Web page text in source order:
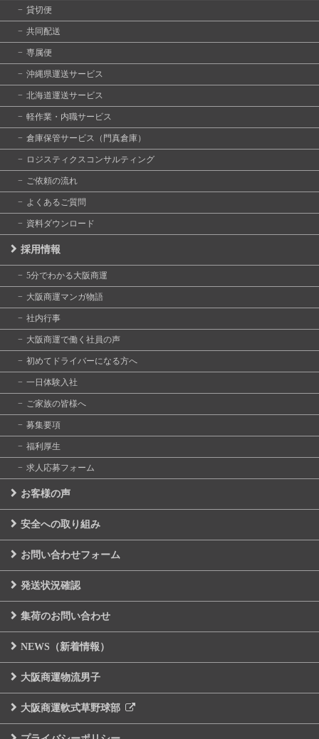
貸切便
共同配送
専属便
沖縄県運送サービス
北海道運送サービス
軽作業・内職サービス
倉庫保管サービス（門真倉庫）
ロジスティクスコンサルティング
ご依頼の流れ
よくあるご質問
資料ダウンロード
採用情報
5分でわかる大阪商運
大阪商運マンガ物語
社内行事
大阪商運で働く社員の声
初めてドライバーになる方へ
一日体験入社
ご家族の皆様へ
募集要項
福利厚生
求人応募フォーム
お客様の声
安全への取り組み
お問い合わせフォーム
発送状況確認
集荷のお問い合わせ
NEWS（新着情報）
大阪商運物流男子
大阪商運軟式草野球部